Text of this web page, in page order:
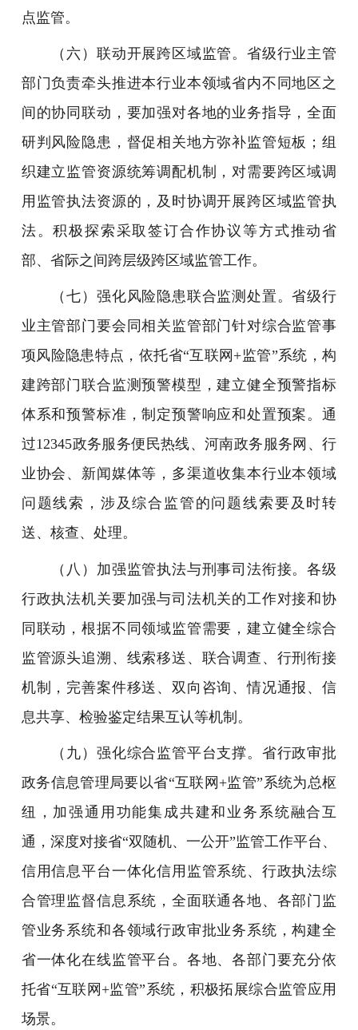
点监管。
（六）联动开展跨区域监管。省级行业主管
部门负责牵头推进本行业本领域省内不同地区之
间的协同联动，要加强对各地的业务指导，全面
研判风险隐患，督促相关地方弥补监管短板；组
织建立监管资源统筹调配机制，对需要跨区域调
用监管执法资源的，及时协调开展跨区域监管执
法。积极探索采取签订合作协议等方式推动省
部、省际之间跨层级跨区域监管工作。
（七）强化风险隐患联合监测处置。省级行
业主管部门要会同相关监管部门针对综合监管事
项风险隐患特点，依托省“互联网+监管”系统，构
建跨部门联合监测预警模型，建立健全预警指标
体系和预警标准，制定预警响应和处置预案。通
过12345政务服务便民热线、河南政务服务网、行
业协会、新闻媒体等，多渠道收集本行业本领域
问题线索，涉及综合监管的问题线索要及时转
送、核查、处理。
（八）加强监管执法与刑事司法衔接。各级
行政执法机关要加强与司法机关的工作对接和协
同联动，根据不同领域监管需要，建立健全综合
监管源头追溯、线索移送、联合调查、行刑衔接
机制，完善案件移送、双向咨询、情况通报、信
息共享、检验鉴定结果互认等机制。
（九）强化综合监管平台支撑。省行政审批
政务信息管理局要以省“互联网+监管”系统为总枢
纽，加强通用功能集成共建和业务系统融合互
通，深度对接省“双随机、一公开”监管工作平台、
信用信息平台一体化信用监管系统、行政执法综
合管理监督信息系统，全面联通各地、各部门监
管业务系统和各领域行政审批业务系统，构建全
省一体化在线监管平台。各地、各部门要充分依
托省“互联网+监管”系统，积极拓展综合监管应用
场景。